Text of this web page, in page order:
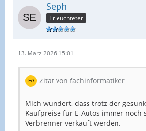
Seph
Erleuchteter
13. März 2026 15:01
Zitat von fachinformatiker
Mich wundert, dass trotz der
Kaufpreise für E-Autos immer noch
Verbrenner verkauft werden.